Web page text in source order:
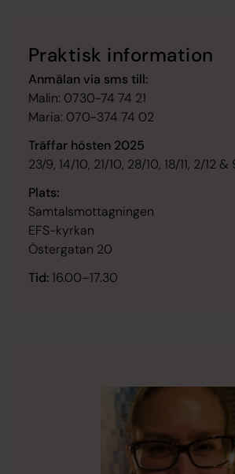
Praktisk information
Anmälan via sms till:
Malin: 0730-74 74 21
Maria: 070-374 74 02
Träffar hösten 2025
23/9, 14/10, 21/10, 28/10, 18/11, 2/12 &
Plats:
Samtalsmottagningen
EFS-kyrkan
Östergatan 20
Tid: 16.00–17.30